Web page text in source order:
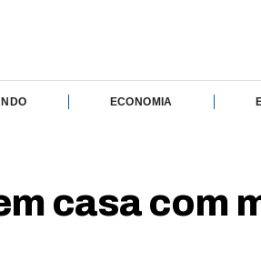
ECONOMIA
casa com